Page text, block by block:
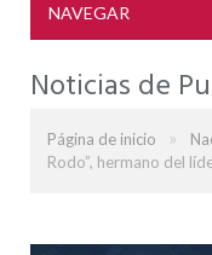
NAVEGAR
Noticias de
Página de inicio »
Rodo”, hermano del